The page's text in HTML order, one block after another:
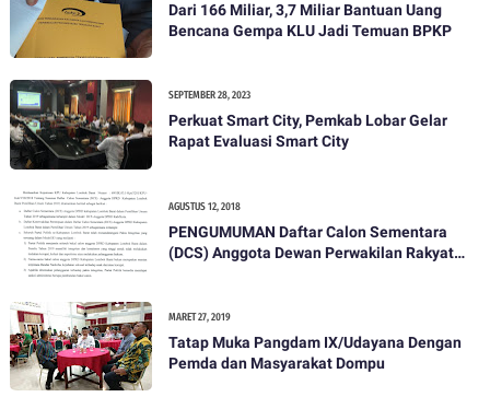
Dari 166 Miliar, 3,7 Miliar Bantuan Uang
Bencana Gempa KLU Jadi Temuan BPKP
SEPTEMBER 28, 2023
Perkuat Smart City, Pemkab Lobar Gelar
Rapat Evaluasi Smart City
AGUSTUS 12, 2018
PENGUMUMAN Daftar Calon Sementara
(DCS) Anggota Dewan Perwakilan Rakyat
MARET 27, 2019
Tatap Muka Pangdam IX/Udayana Dengan
Pemda dan Masyarakat Dompu